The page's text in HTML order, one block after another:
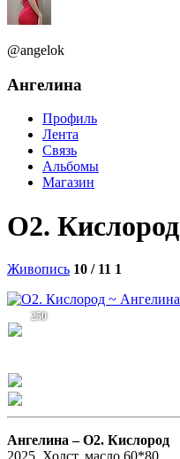
@angelok
Ангелина
Профиль
Лента
Связь
Альбомы
Магазин
О2. Кислород
Живопись 10 / 11 1
250
Ангелина –О2. Кислород